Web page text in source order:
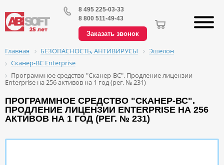
8 495 225-03-33
8 800 511-49-43
Заказать звонок
Главная БЕЗОПАСНОСТЬ, АНТИВИРУСЫ
Эшелон
Сканер-ВС Enterprise
Программное средство "Сканер-ВС". Продление лицензии
Enterprise на 256 активов на 1 год (рег. № 231)
ПРОГРАММНОЕ СРЕДСТВО "СКАНЕР-ВС".
ПРОДЛЕНИЕ ЛИЦЕНЗИИ ENTERPRISE НА 256
АКТИВОВ НА 1 ГОД (РЕГ. № 231)